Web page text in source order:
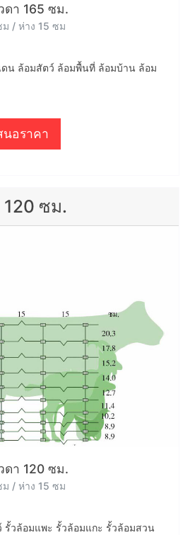
ดา 165 ซม.
/ ห่าง 15 ซม
ดน ล้อมสัตว์ ล้อมพื้นที่ ล้อมบ้าน ล้อม
นอราคา
120 ซม.
ดา 120 ซม.
/ ห่าง 15 ซม
รั้วล้อมแพะ รั้วล้อมแกะ รั้วล้อมสวน